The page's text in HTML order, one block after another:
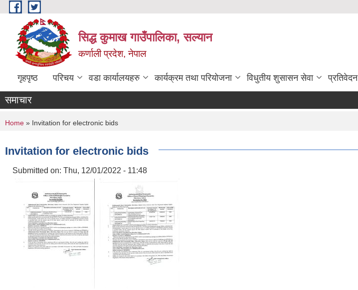
Skip to main content
सिद्ध कुमाख गाउँपालिका, सल्यान
कर्णाली प्रदेश, नेपाल
गृहपृष्ठ परिचय वडा कार्यालयहरु कार्यक्रम तथा परियोजना विधुतीय शुसासन सेवा प्रतिवेदन
समाचार
You are here
Home » Invitation for electronic bids
Invitation for electronic bids
Submitted on: Thu, 12/01/2022 - 11:48